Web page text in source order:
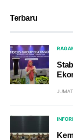
Terbaru